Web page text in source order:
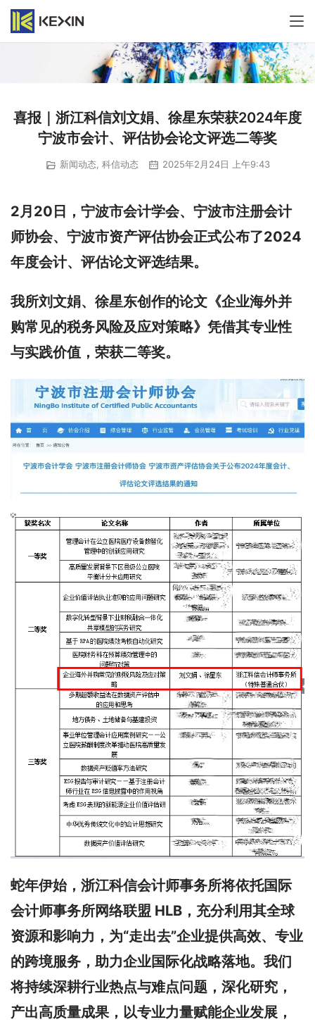
喜报｜浙江科信刘文娟、徐星东荣获2024年度
宁波市会计、评估协会论文评选二等奖
新闻动态, 科信动态 2025年2月24日 上午9:43
2月20日，宁波市会计学会、宁波市注册会计
师协会、宁波市资产评估协会正式公布了2024
年度会计、评估论文评选结果。
我所刘文娟、徐星东创作的论文《企业海外并
购常见的税务风险及应对策略》凭借其专业性
与实践价值，荣获二等奖。
蛇年伊始，浙江科信会计师事务所将依托国际
会计师事务所网络联盟 HLB，充分利用其全球
资源和影响力，为“走出去”企业提供高效、专业
的跨境服务，助力企业国际化战略落地。我们
将持续深耕行业热点与难点问题，深化研究，
产出高质量成果，以专业力量赋能企业发展，